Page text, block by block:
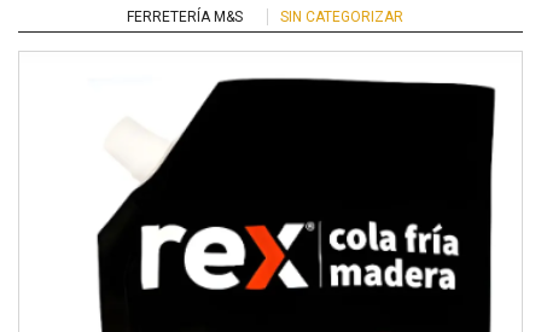
FERRETERÍA M&S SIN CATEGORIZAR